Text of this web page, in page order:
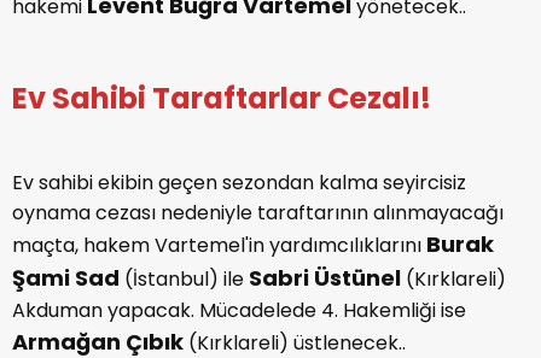
hakemi
yönetecek..
Ev Sahibi Taraftarlar Cezalı!
Ev sahibi ekibin geçen sezondan kalma seyircisiz
oynama cezası nedeniyle taraftarının alınmayacağı
maçta, hakem Vartemel'in yardımcılıklarını Burak
Şami Sad (İstanbul) ile Sabri Üstünel (Kırklareli)
Akduman yapacak. Mücadelede 4. Hakemliği ise
Armağan Çıbık (Kırklareli) üstlenecek..